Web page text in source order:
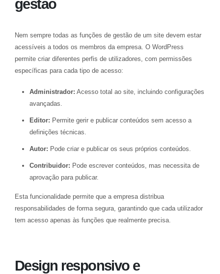
gestão
Nem sempre todas as funções de gestão de um site devem estar
acessíveis a todos os membros da empresa. O WordPress
permite criar diferentes perfis de utilizadores, com permissões
específicas para cada tipo de acesso:
Administrador: Acesso total ao site, incluindo configurações
avançadas.
Editor: Permite gerir e publicar conteúdos sem acesso a
definições técnicas.
Autor: Pode criar e publicar os seus próprios conteúdos.
Contribuidor: Pode escrever conteúdos, mas necessita de
aprovação para publicar.
Esta funcionalidade permite que a empresa distribua
responsabilidades de forma segura, garantindo que cada utilizador
tem acesso apenas às funções que realmente precisa.
Design responsivo e